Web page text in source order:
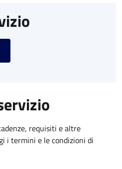
requisiti e altre
i termini e le condizioni di